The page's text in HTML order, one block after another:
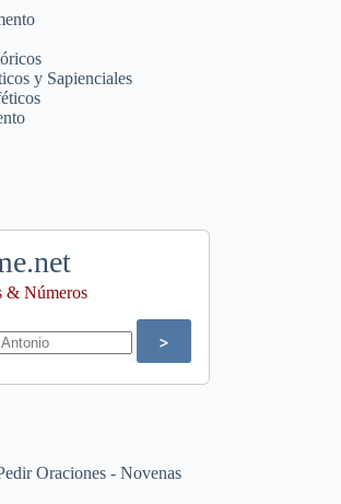
y Sapienciales
& Números
Oraciones - Novenas